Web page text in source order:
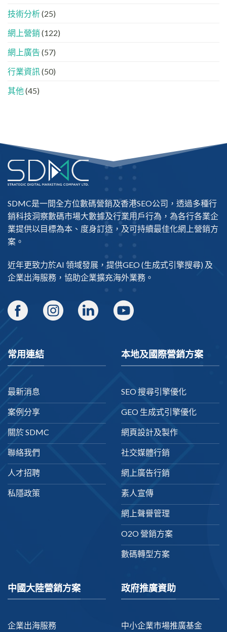
際
法
入
AI
的
「信
名
技術分析(25)
網上營銷 (122)
網上廣告 (57)
行業資訊(50)
其他 (45)
SDMC是一間全方位數碼營銷及香港SEO公司 ，透過多種行
銷科技洞察數碼市場大數據及行業用戶行為，為各行各業企
業提供以目標為本、度身訂造，及可持續最佳化網上營銷方
案。
近年更致力於AI 領域發展，提供GEO(生成式引擎搜尋) 及
企業出海服務，協助企業擴充海外業務。
常用連結
最新消息
案例分享
關於 SDMC
聯絡我們
人才招聘
私隱政策
本地及國際營銷方案
SEO 搜尋引擎優化
GEO 生成式引擎優化
網頁設計及製作
社交媒體行銷
網上廣告行銷
素人宣傳
網上聲譽管理
O2O 營銷方案
數碼轉型方案
中國大陸營銷方案
企業出海服務
政府推廣資助
中小企業市場推廣基金